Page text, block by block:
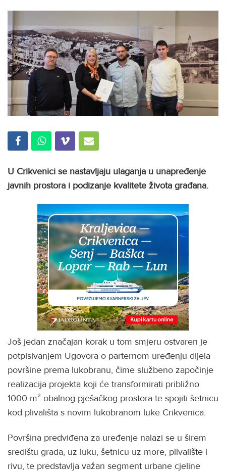
U Crikvenici se nastavljaju ulaganja u unapređenje
javnih prostora i podizanje kvalitete života građana.
Još jedan značajan korak u tom smjeru ostvaren je
potpisivanjem Ugovora o parternom uređenju dijela
površine prema lukobranu, čime službeno započinje
realizacija projekta koji će transformirati približno
1000 m² obalnog pješačkog prostora te spojiti šetnicu
kod plivališta s novim lukobranom luke Crikvenica.
Površina predviđena za uređenje nalazi se u širem
središtu grada, uz luku, šetnicu uz more, plivalište i
rivu, te predstavlja važan segment urbane cjeline